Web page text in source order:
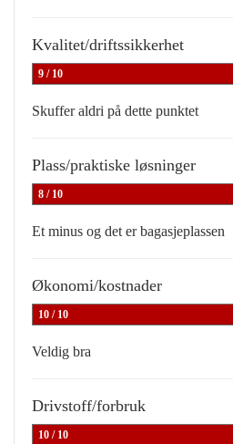
Kvalitet/driftssikkerhet
9 / 10
Skuffer aldri på dette punktet
Plass/praktiske løsninger
8 / 10
Et minus og det er bagasjeplassen
Økonomi/kostnader
10 / 10
Veldig bra
Drivstoff/forbruk
10 / 10